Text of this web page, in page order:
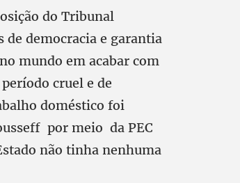
do Tribunal
de democracia e garantia
mundo em acabar com
cruel e de
doméstico foi
por meio da PEC
não tinha nenhuma